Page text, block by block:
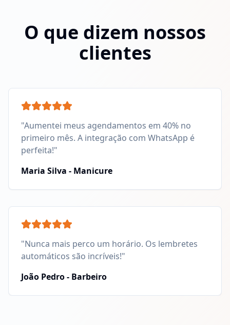
O que dizem nossos
clientes
"Aumentei meus agendamentos em 40% no
primeiro mês. A integração com WhatsApp é
perfeita!"
Maria Silva - Manicure
"Nunca mais perco um horário. Os lembretes
automáticos são incríveis!"
João Pedro - Barbeiro